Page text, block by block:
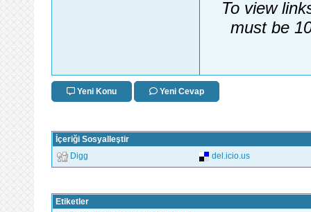
To view
must be
Yeni Konu Yeni Cevap
İçeriği Sosyalleştir
Digg del.icio.us
Etiketler